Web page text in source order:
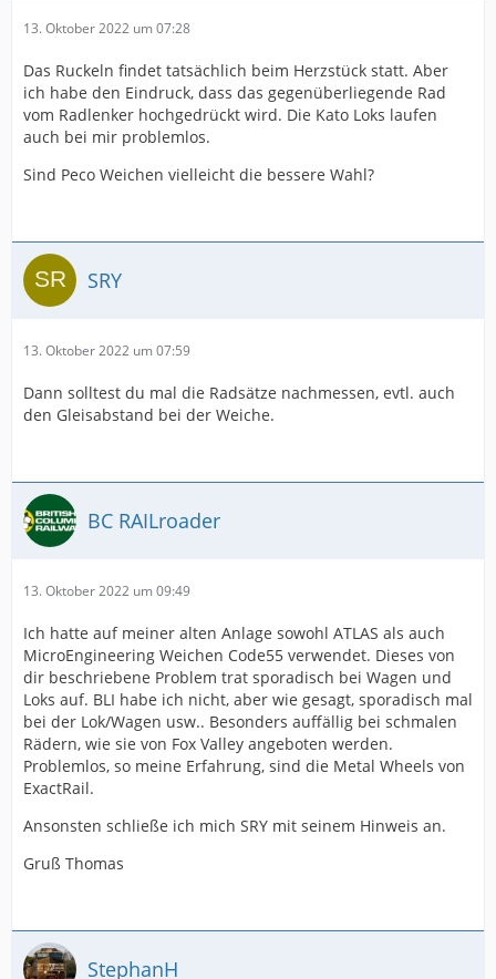
13. Oktober 2022 um 07:28
Das Ruckeln findet tatsächlich beim Herzstück statt. Aber
ich habe den Eindruck, dass das gegenüberliegende Rad
vom Radlenker hochgedrückt wird. Die Kato Loks laufen
auch bei mir problemlos.
Sind Peco Weichen vielleicht die bessere Wahl?
SRY
13. Oktober 2022 um 07:59
Dann solltest du mal die Radsätze nachmessen, evtl. auch
den Gleisabstand bei der Weiche.
BC RAILroader
13. Oktober 2022 um 09:49
Ich hatte auf meiner alten Anlage sowohl ATLAS als auch
MicroEngineering Weichen Code55 verwendet. Dieses von
dir beschriebene Problem trat sporadisch bei Wagen und
Loks auf. BLI habe ich nicht, aber wie gesagt, sporadisch mal
bei der Lok/Wagen usw.. Besonders auffällig bei schmalen
Rädern, wie sie von Fox Valley angeboten werden.
Problemlos, so meine Erfahrung, sind die Metal Wheels von
ExactRail.
Ansonsten schließe ich mich SRY mit seinem Hinweis an.
Gruß Thomas
StephanH